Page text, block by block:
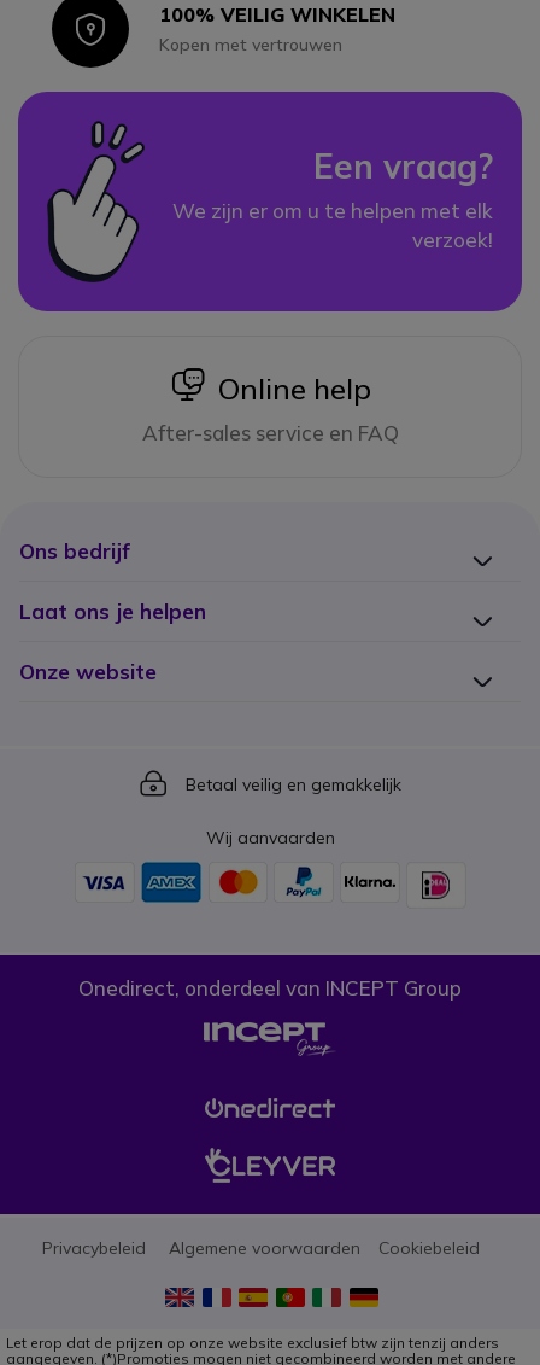
Icon100% VEILIG WINKELEN
Kopen met vertrouwen
Een vraag?
We zijn er om u te helpen met elk
verzoek!
icon
Online help
After-sales service en FAQ
Ons bedrijf
Laat ons je helpen
Onze website
Icon
Betaal veilig en gemakkelijk
Wij aanvaarden
Onedirect, onderdeel van INCEPT Group
Privacybeleid Algemene voorwaarden Cookiebeleid
Let erop dat de prijzen op onze website exclusief btw zijn tenzij anders
aangegeven. (*)Promoties mogen niet gecombineerd worden met andere